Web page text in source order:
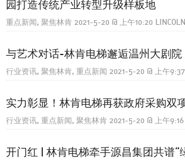
园打造传统产业转型升级样板地
重点新闻 聚焦林肯 2021-5-20 @ 上午10:20 LINCOLN
与艺术对话-林肯电梯邂逅温州大剧院
行业资讯 聚焦林肯 重点新闻 2021-5-20 @ 上午9:37
实力彰显！林肯电梯再获政府采购双
行业资讯 重点新闻 聚焦林肯 2021-5-20 @ 上午9:16
开门红 | 林肯电梯牵手源昌集团共谱“